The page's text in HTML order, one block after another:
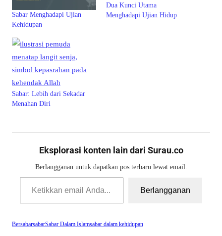
Sabar Menghadapi Ujian
Kehidupan
Dua Kunci Utama
Menghadapi Ujian Hidup
Sabar: Lebih dari Sekadar
Menahan Diri
Eksplorasi konten lain dari Surau.co
Berlangganan untuk dapatkan pos terbaru lewat email.
Ketikkan email Anda...
Berlangganan
BersabarsabarSabar Dalam Islamsabar dalam kehidupan